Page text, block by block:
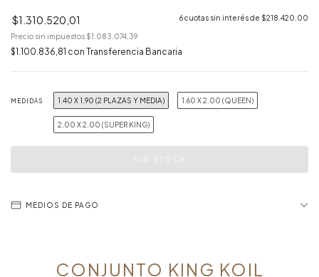
$1.310.520,01 6cuotas sin interés de $218.420,00
Precio sin impuestos $1.083.074,39
$1.100.836,81 con Transferencia Bancaria
MEDIDAS 1.40 X 1.90 (2 PLAZAS Y MEDIA) 1.60 X 2.00 (QUEEN)
2.00 X 2.00 (SUPER KING)
MEDIOS DE PAGO
CONJUNTO KING KOIL